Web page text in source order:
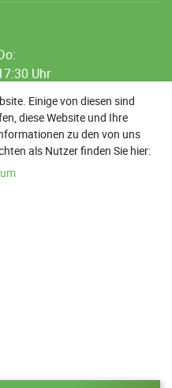
Uhr
Uhr
Uhr
13:00 Uhr
Anfang
Einige von diesen sind
diese Website und Ihre
zu den von uns
als Nutzer finden Sie hier: